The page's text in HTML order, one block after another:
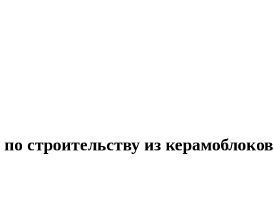
строительству из керамоблоков